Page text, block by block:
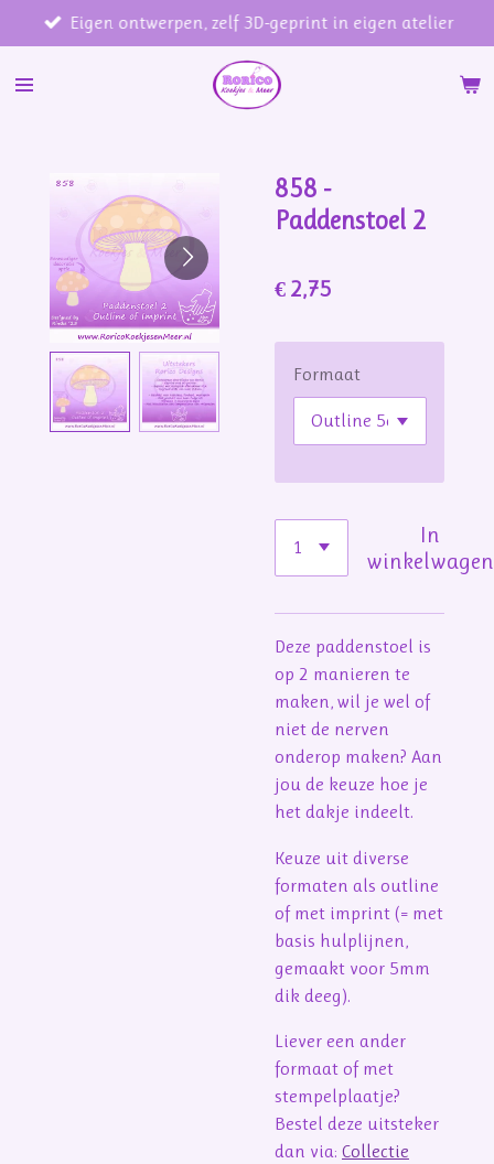
direct
naar
Eigen ontwerpen, zelf 3D-geprint in eigen atelier
858 -
Paddenstoel 2
€ 2,75
Formaat
In
winkelwagen
Deze paddenstoel is
op 2 manieren te
maken, wil je wel of
niet de nerven
onderop maken? Aan
jou de keuze hoe je
het dakje indeelt.
Keuze uit diverse
formaten als outline
of met imprint (= met
basis hulplijnen,
gemaakt voor 5mm
dik deeg).
Liever een ander
formaat of met
stempelplaatje?
Bestel deze uitsteker
dan via: Collectie